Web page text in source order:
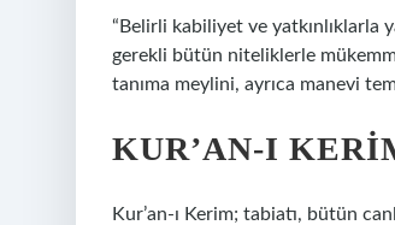
“Belirli kabiliyet ve yatkınlıklarla
gerekli bütün niteliklerle
tanıma meylini, ayrıca manevi
KUR’AN-I
Kur’an-ı Kerim; tabiatı, bütün